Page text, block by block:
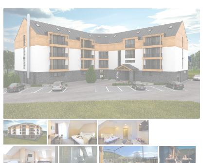
Atrakce
O nás
Kontakt